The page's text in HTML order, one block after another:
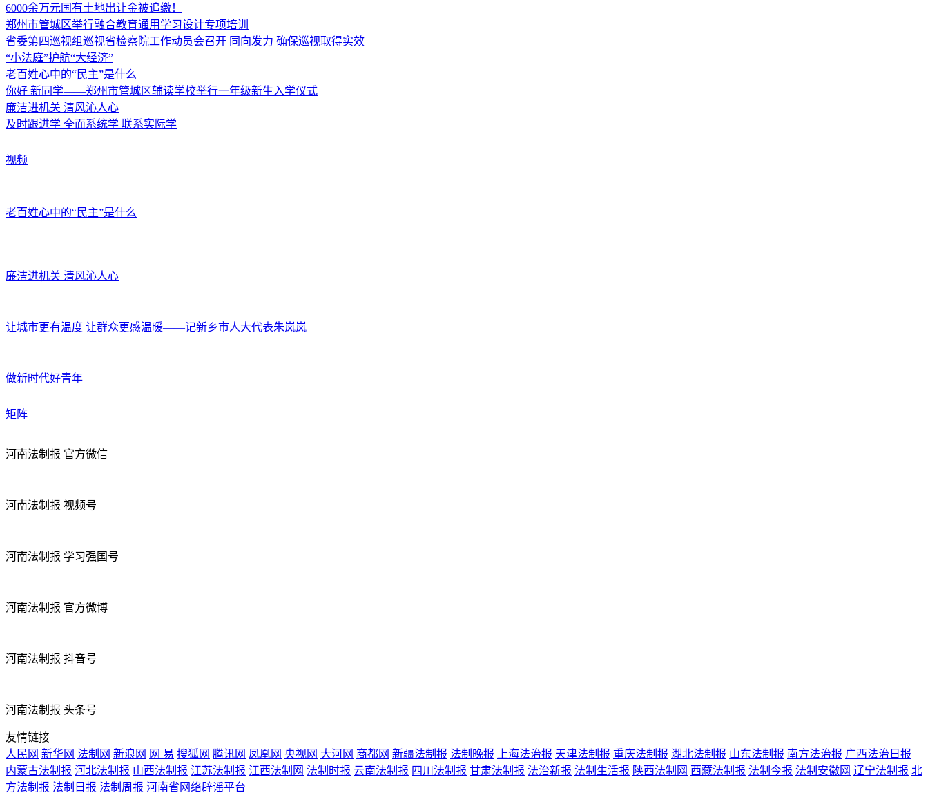
6000余万元国有土地出让金被追缴！
郑州市管城区举行融合教育通用学习设计专项培训
省委第四巡视组巡视省检察院工作动员会召开 同向发力 确保巡视取得实效
“小法庭”护航“大经济”
老百姓心中的“民主”是什么
你好 新同学——郑州市管城区辅读学校举行一年级新生入学仪式
廉洁进机关 清风沁人心
及时跟进学 全面系统学 联系实际学
视频
老百姓心中的“民主”是什么
廉洁进机关 清风沁人心
让城市更有温度 让群众更感温暖——记新乡市人大代表朱岚岚
做新时代好青年
矩阵
河南法制报 官方微信
河南法制报 视频号
河南法制报 学习强国号
河南法制报 官方微博
河南法制报 抖音号
河南法制报 头条号
友情链接
人民网 新华网 法制网 新浪网 网 易 搜狐网 腾讯网 凤凰网 央视网 大河网 商都网 新疆法制报 法制晚报 上海法治报 天津法制报 重庆法制报 湖北法制报 山东法制报 南方法治报 广西法治日报
内蒙古法制报 河北法制报 山西法制报 江苏法制报 江西法制网 法制时报 云南法制报 四川法制报 甘肃法制报 法治新报 法制生活报 陕西法制网 西藏法制报 法制今报 法制安徽网 辽宁法制报 北
方法制报 法制日报 法制周报 河南省网络辟谣平台